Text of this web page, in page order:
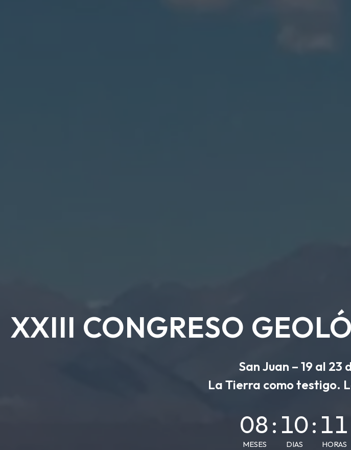
XXIII CONGRESO
San Juan – 19 al
La Tierra como testigo.
08
MESES
: 10
DIAS
: 11
HORAS